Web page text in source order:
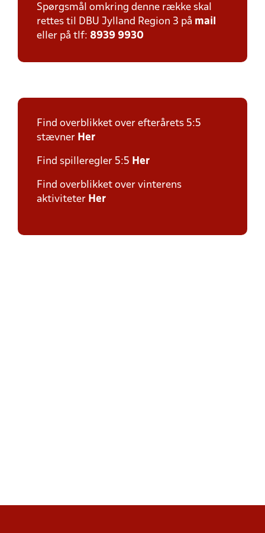
Spørgsmål omkring denne række skal
rettes til DBU Jylland Region 3 på mail
eller på tlf: 8939 9930
Find overblikket over efterårets 5:5
stævner Her
Find spilleregler 5:5 Her
Find overblikket over vinterens
aktiviteter Her